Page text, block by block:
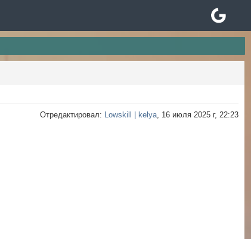
Отредактировал: Lowskill | kelya, 16 июля 2025 г, 22:23